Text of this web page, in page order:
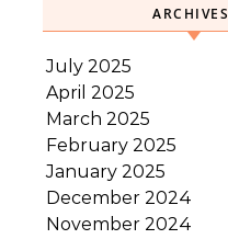
ARCHIVES
July 2025
April 2025
March 2025
February 2025
January 2025
December 2024
November 2024